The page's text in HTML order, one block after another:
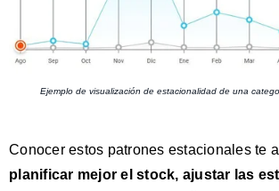
Ejemplo de visualización de estacionalidad de una
Conocer estos patrones estacionales te
planificar mejor el stock, ajustar las